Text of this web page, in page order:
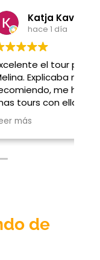
con
hacer
mi ultimo
de